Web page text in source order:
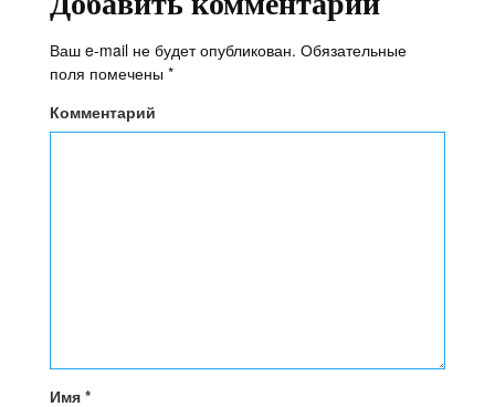
Ваш e-mail не будет опубликован. Обязательные
поля помечены *
Комментарий
Имя *